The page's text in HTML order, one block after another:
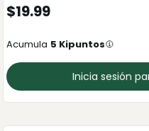
$19.99
Acumula 5 Kipuntos
Inicia sesión